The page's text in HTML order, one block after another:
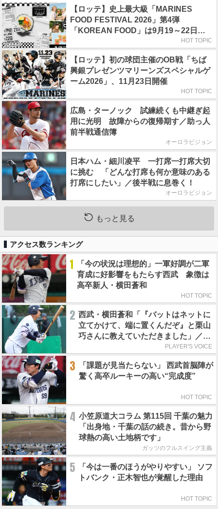
【ロッテ】史上最大級「MARINES
FOOD FESTIVAL 2026」第4弾
「KOREAN FOOD」は9月19～22日／
HOT TOPIC
【ロッテ】初の球団主催のOB戦「ちば
興銀プレゼンツマリーンズスペシャルゲ
ーム2026」、11月23日開催
HOT TOPIC
広島・ターノック 試練続くも中継ぎ起
用に光明 故障からの復帰期す／助っ人
前半戦通信簿
オーロラビジョン
日本ハム・細川凌平 一打席一打席大切
に挑む 「どんな打席も何か意味のある
打席にしたい」／後半戦に息巻く！
オーロラビジョン
もっと見る
アクセス数ランキング
1
「今の状況は理想的」一軍好調が二軍
育成に好影響をもたらす西武 象徴は
高卒新人・横田蒼和
HOT TOPIC
2 西武・横田蒼和「『バットはネットに
立てかけて、端に置くんだぞ』と栗山
巧さんに教えていただきました」／憧
PLAYER'S VOICE
3
「課題が見当たらない」 西武首脳陣が
驚く高卒ルーキーの高い“完成度”
HOT TOPIC
4 小笠原道大コラム 第115回 千葉の魅力
「出身地・千葉の話の続き。昔から野
球熱の高い土地柄です」
ガッツのフルスイング主義
5
「今は一番のほうがやりやすい」 ソフ
トバンク・正木智也が覚醒した理由
HOT TOPIC